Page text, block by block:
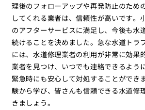
理後のフォローアップや再発防止のため
してくれる業者は、信頼性が高いです。
のアフターサービスに満足し、今後も水
続けることを決めました。急な水道トラ
には、水道修理業者の利用が非常に効果
業者を見つけ、いつでも連絡できるよう
緊急時にも安心して対処することができ
験から学び、皆さんも信頼できる水道修
きましょう。